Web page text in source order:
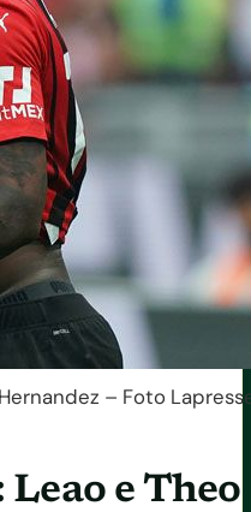
– Foto
Leao e